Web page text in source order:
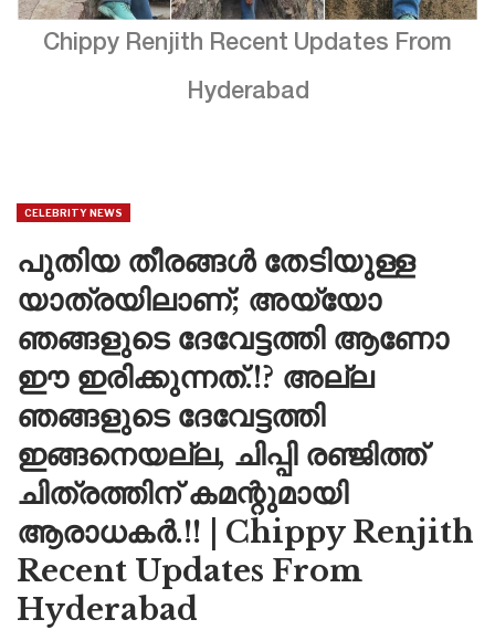
Chippy Renjith Recent Updates From
Hyderabad
CELEBRITY NEWS
പുതിയ തീരങ്ങൾ തേടിയുള്ള
യാത്രയിലാണ്; അയ്യോ
ഞങ്ങളുടെ ദേവേട്ടത്തി ആണോ
ഈ ഇരിക്കുന്നത്.!? അല്ല
ഞങ്ങളുടെ ദേവേട്ടത്തി
ഇങ്ങനെയല്ല, ചിപ്പി രഞ്ജിത്ത്
ചിത്രത്തിന് കമന്റുമായി
ആരാധകർ.!! | Chippy Renjith
Recent Updates From
Hyderabad